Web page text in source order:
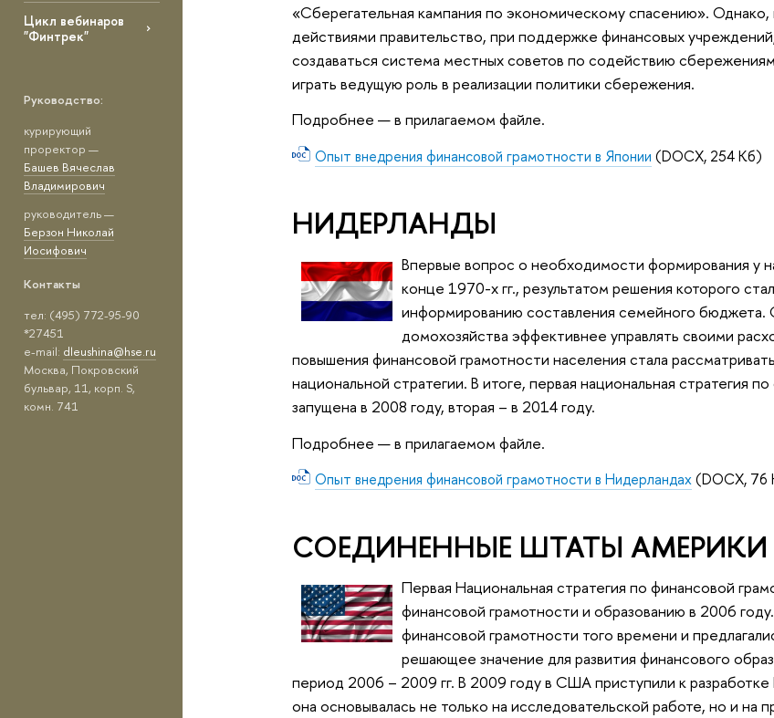
Цикл вебинаров
"Финтрек"
Руководство:
курирующий
проректор —
Башев Вячеслав
Владимирович
руководитель —
Берзон Николай
Иосифович
Контакты
тел: (495) 772-95-90
*27451
e-mail: dleushina@hse.ru
Москва, Покровский
бульвар, 11, корп. S,
комн. 741
«Сберегательная кампания по экономическому спасению».
действиями правительство, при поддержке финансовых
создаваться система местных советов по содействию
играть ведущую роль в реализации политики сбережения.
Подробнее — в прилагаемом файле.
Опыт внедрения финансовой грамотности в Японии (DOCX, 254 Кб)
НИДЕРЛАНДЫ
Впервые вопрос о необходимости формирования у
конце 1970-х гг., результатом решения которого
информированию составления семейного бюджета.
домохозяйства эффективнее управлять своими
повышения финансовой грамотности населения стала
национальной стратегии. В итоге, первая национальная стратегия
запущена в 2008 году, вторая – в 2014 году.
Подробнее — в прилагаемом файле.
Опыт внедрения финансовой грамотности в Нидерландах(DOCX, 76
СОЕДИНЕННЫЕ ШТАТЫ АМЕРИКИ
Первая Национальная стратегия по финансовой
финансовой грамотности и образованию в 2006
финансовой грамотности того времени и
решающее значение для развития финансового
период 2006 – 2009 гг. В 2009 году в США приступили к
она основывалась не только на исследовательской работе, но и на